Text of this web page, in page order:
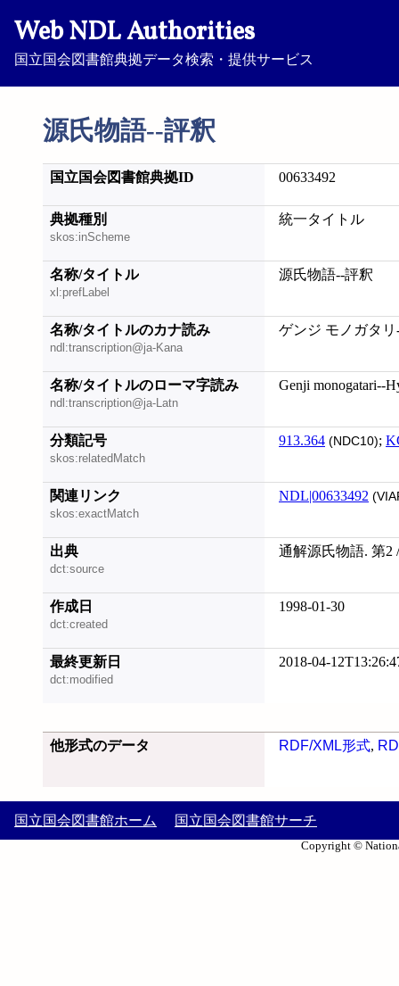
Web NDL Authorities
国立国会図書館典拠データ検索・提供サービス
源氏物語--評釈
国立国会図書館典拠ID 00633492
典拠種別
skos:inScheme
統一タイトル
名称/タイトル
xl:prefLabel
源氏物語--評釈
名称/タイトルのカナ読み
ndl:transcription@ja-Kana
ゲンジ モノガタ
名称/タイトルのローマ字読み
ndl:transcription@ja-Latn
Genji monogatari--
分類記号
skos:relatedMatch
913.364 (NDC10);
関連リンク
skos:exactMatch
NDL|00633492
出典
dct:source
通解源氏物語. 第2
作成日
dct:created
1998-01-30
最終更新日
dct:modified
2018-04-
他形式のデータ RDF/XML形式,
国立国会図書館ホーム 国立国会図書館サーチ
Copyright ©